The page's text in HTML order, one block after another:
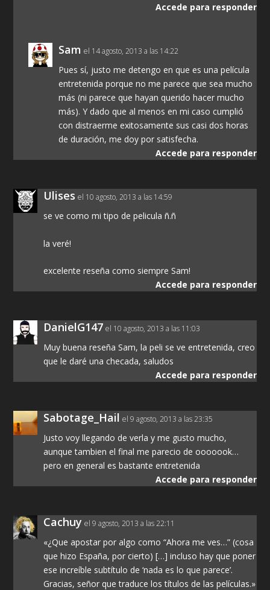
Accede para responder
Sam el 14 agosto, 2013 a las 14:22
Pues sí, justo me detengo en que es una película
entretenida porque no me parece que sea mucho
más (ni parece que hayan querido hacer mucho
más). Y dado que al menos en mi caso cumplió
con distraerme exitosamente sus casi dos horas
de duración, me doy por satisfecha.
Accede para responder
Ulises el 10 agosto, 2013 a las 14:59
se ve como mi tipo de pelicula ñ.ñ
la veré!
excelente reseña como siempre Sam!
Accede para responder
DanielG147 el 10 agosto, 2013 a las 11:03
Muy buena reseña Sam, la peli se ve entretenida, creo
que le daré una checada, saludos
Accede para responder
Sabotage_Hail el 9 agosto, 2013 a las 23:35
Justo voy llegando de verla y me gusto mucho,
aunque tambien el final me parecio de ooooook…
pero en general es bastante entretenida
Accede para responder
Cachuy el 9 agosto, 2013 a las 22:11
«¿Que apostar por algo como “Ahora me ves…” (cosa
que hizo España, por cierto) […] incluso hay que poner
ese increíble subtítulo de ‘nada es lo que parece’.
Gracias, señor que traduce los títulos de las películas.»